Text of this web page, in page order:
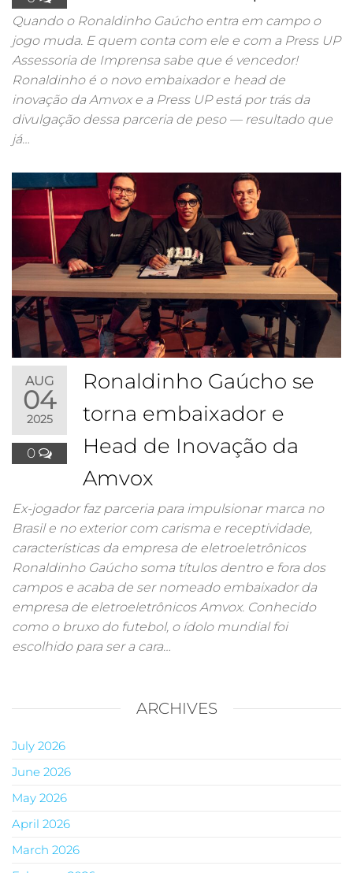
Quando o Ronaldinho Gaúcho entra em campo o
jogo muda. E quem conta com ele e com a Press UP
Assessoria de Imprensa sabe que é vencedor!
Ronaldinho é o novo embaixador e head de
inovação da Amvox e a Press UP está por trás da
divulgação dessa parceria de peso — resultado que
já…
AUG
04
2025
0
Ronaldinho Gaúcho se
torna embaixador e
Head de Inovação da
Amvox
Ex-jogador faz parceria para impulsionar marca no
Brasil e no exterior com carisma e receptividade,
características da empresa de eletroeletrônicos
Ronaldinho Gaúcho soma títulos dentro e fora dos
campos e acaba de ser nomeado embaixador da
empresa de eletroeletrônicos Amvox. Conhecido
como o bruxo do futebol, o ídolo mundial foi
escolhido para ser a cara…
ARCHIVES
July 2026
June 2026
May 2026
April 2026
March 2026